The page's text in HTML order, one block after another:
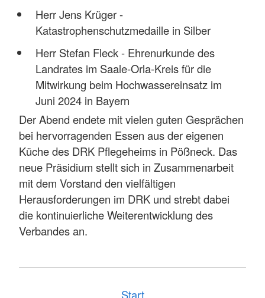
Herr Jens Krüger -
Katastrophenschutzmedaille in Silber
Herr Stefan Fleck - Ehrenurkunde des
Landrates im Saale-Orla-Kreis für die
Mitwirkung beim Hochwassereinsatz im
Juni 2024 in Bayern
Der Abend endete mit vielen guten Gesprächen
bei hervorragenden Essen aus der eigenen
Küche des DRK Pflegeheims in Pößneck. Das
neue Präsidium stellt sich in Zusammenarbeit
mit dem Vorstand den vielfältigen
Herausforderungen im DRK und strebt dabei
die kontinuierliche Weiterentwicklung des
Verbandes an.
Start